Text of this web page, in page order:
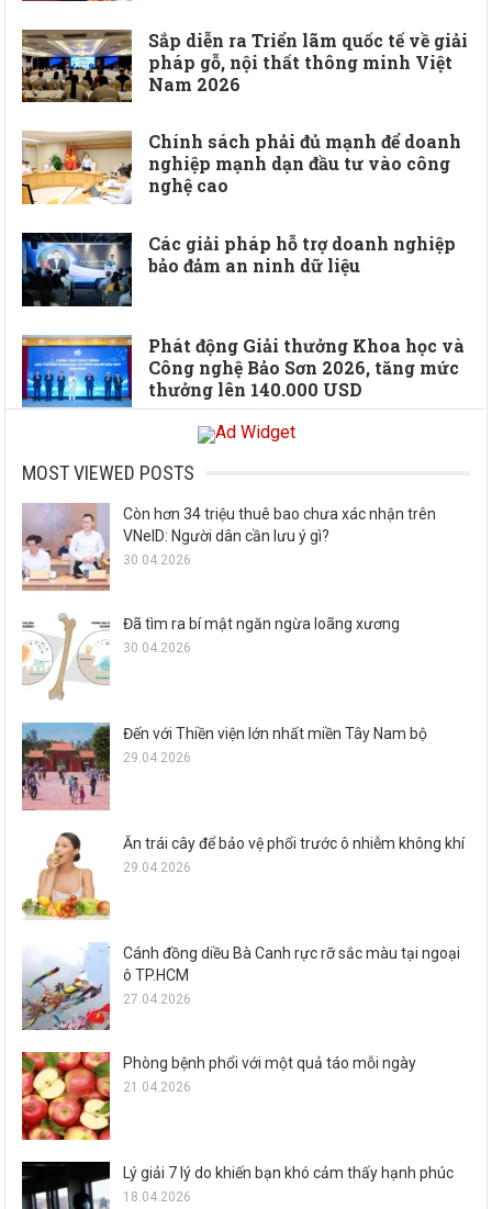
Sắp diễn ra Triển lãm quốc tế về giải
pháp gỗ, nội thất thông minh Việt
Nam 2026
Chính sách phải đủ mạnh để doanh
nghiệp mạnh dạn đầu tư vào công
nghệ cao
Các giải pháp hỗ trợ doanh nghiệp
bảo đảm an ninh dữ liệu
Phát động Giải thưởng Khoa học và
Công nghệ Bảo Sơn 2026, tăng mức
thưởng lên 140.000 USD
MOST VIEWED POSTS
Còn hơn 34 triệu thuê bao chưa xác nhận trên
VNeID: Người dân cần lưu ý gì?
30.04.2026
Đã tìm ra bí mật ngăn ngừa loãng xương
30.04.2026
Đến với Thiền viện lớn nhất miền Tây Nam bộ
29.04.2026
Ăn trái cây để bảo vệ phổi trước ô nhiễm không khí
29.04.2026
Cánh đồng diều Bà Canh rực rỡ sắc màu tại ngoại
ô TP.HCM
27.04.2026
Phòng bệnh phổi với một quả táo mỗi ngày
21.04.2026
Lý giải 7 lý do khiến bạn khó cảm thấy hạnh phúc
18.04.2026